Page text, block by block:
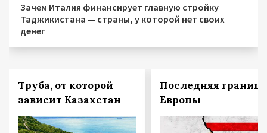
Зачем Италия финансирует главную стройку
Таджикистана — страны, у которой нет своих
денег
Труба, от которой
зависит Казахстан
Последняя граница
Европы